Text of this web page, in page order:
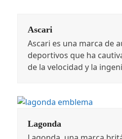
Ascari
Ascari es una marca de
deportivos que ha
de la velocidad y la
Lagonda